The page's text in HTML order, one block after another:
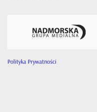
Polityka Prywatności